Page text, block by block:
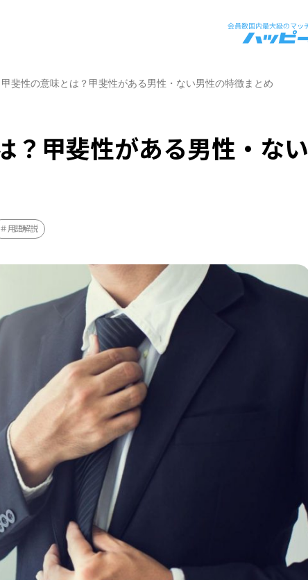
甲斐性の意味とは？甲斐性がある男性・ない男性の特徴まとめ
？甲斐性がある男性・ない
用語解説